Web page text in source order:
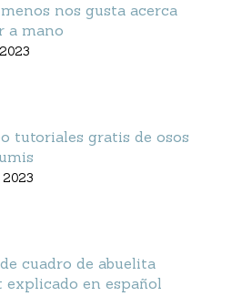
nos gusta acerca
a mano
tutoriales gratis de osos
2023
cuadro de abuelita
explicado en español